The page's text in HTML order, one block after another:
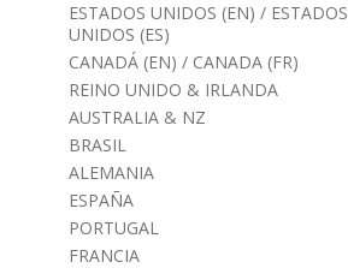
ESTADOS UNIDOS (EN) / ESTADOS
UNIDOS (ES)
CANADÁ (EN) / CANADA (FR)
REINO UNIDO & IRLANDA
AUSTRALIA & NZ
BRASIL
ALEMANIA
ESPAÑA
PORTUGAL
FRANCIA